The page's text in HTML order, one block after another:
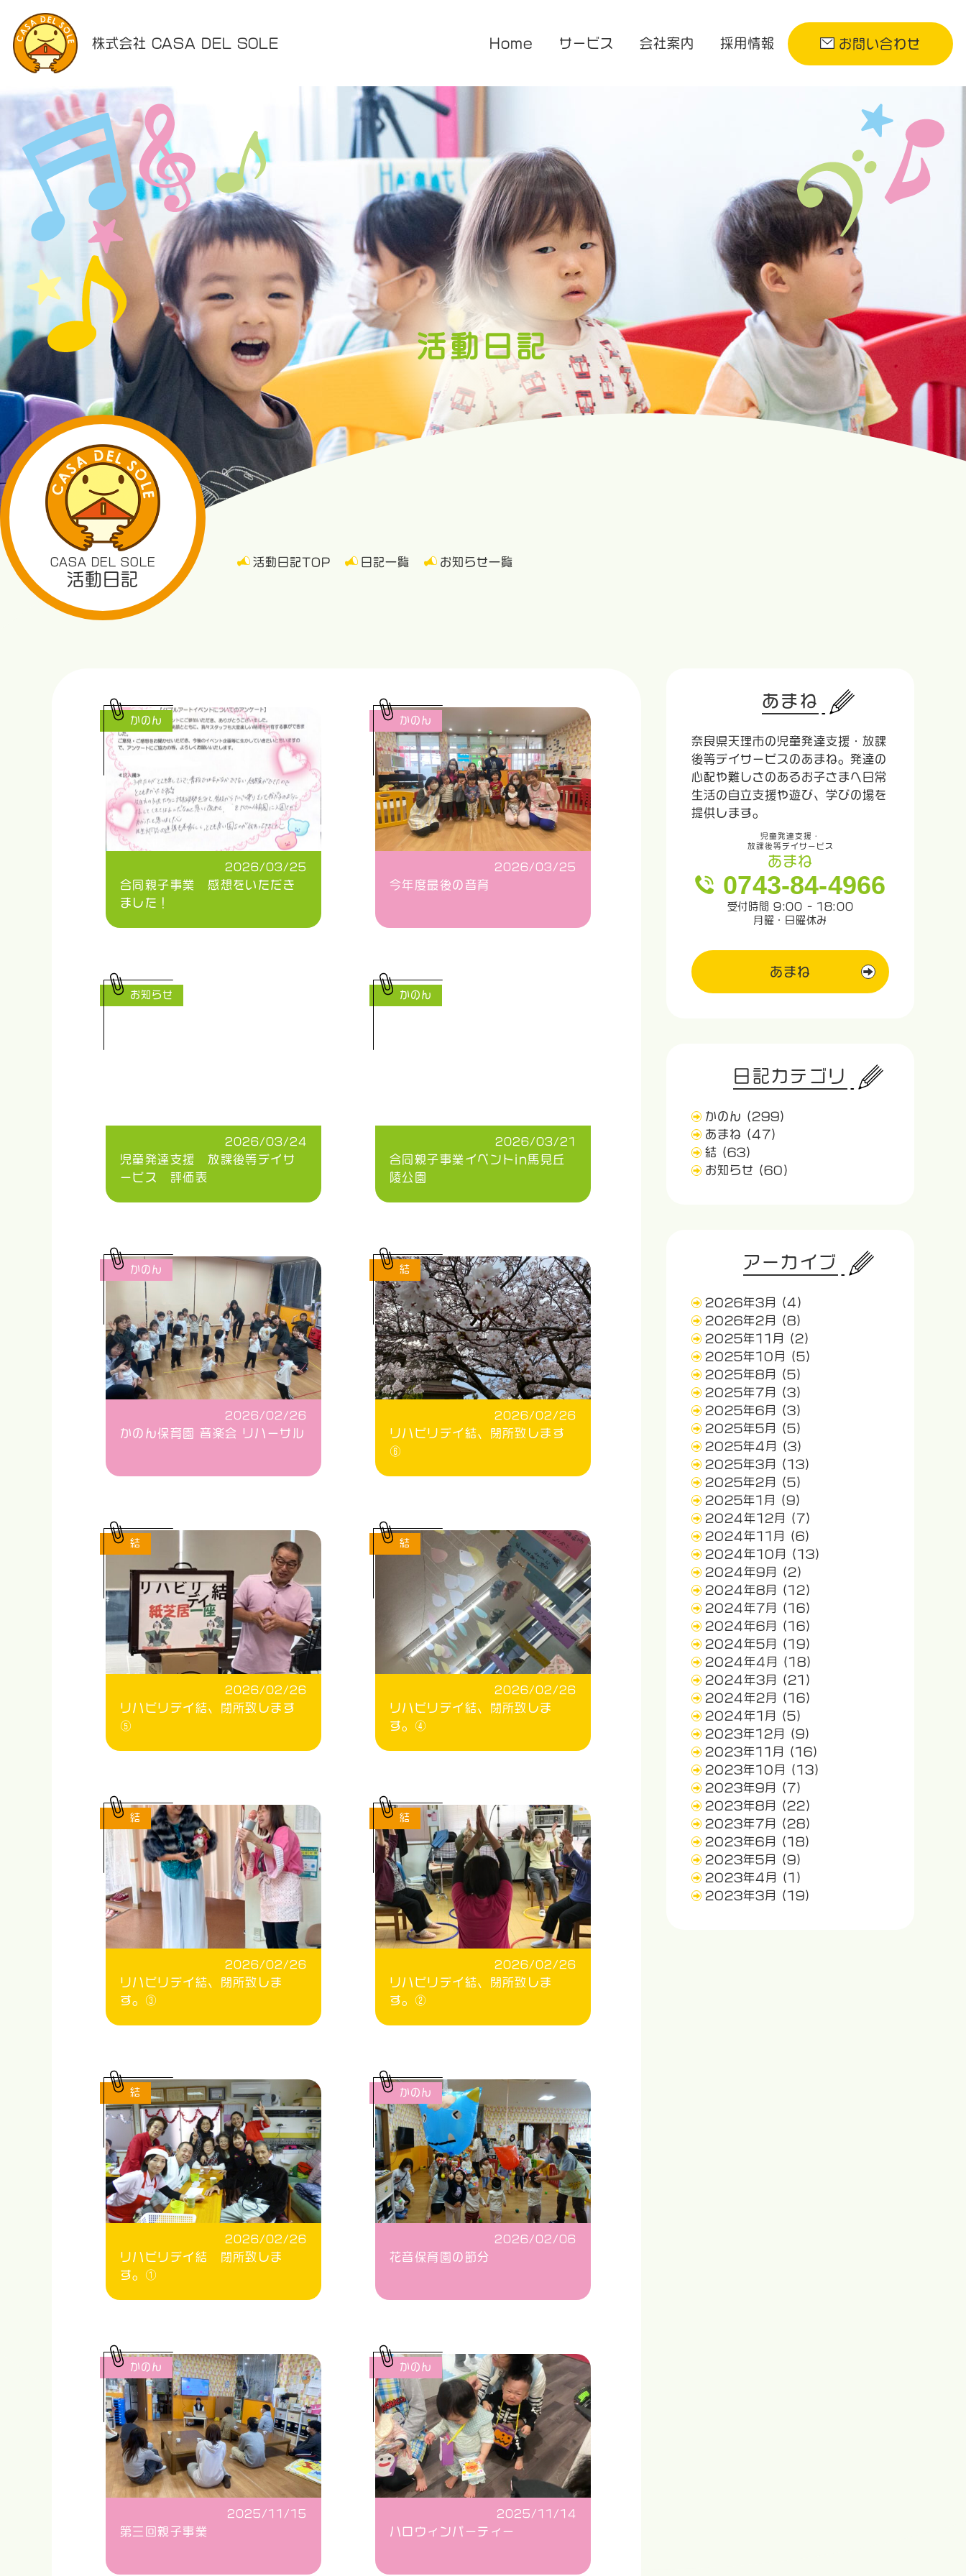
株式会社 CASA DEL SOLE Home サービス
企業主導型保育園
花音保育園
医療的ケア対応型児童発達支援
放課後等デイサービス
あまね
会社案内 採用情報 お問い合わせ
活動日記
CASA DEL SOLE
活動日記
活動日記TOP 日記一覧 お知らせ一覧
2026/03/25
合同親子事業 感想をいただき
ました！
かのん
2026/03/25
今年度最後の音育
かのん
2026/03/24
児童発達支援 放課後等デイサ
ービス 評価表
お知らせ
2026/03/21
合同親子事業イベントin馬見丘
陵公園
かのん
2026/02/26
かのん保育園 音楽会 リハーサル
かのん
2026/02/26
リハビリデイ結、閉所致します
⑥
結
2026/02/26
リハビリデイ結、閉所致します
⑤
結
2026/02/26
リハビリデイ結、閉所致しま
す。④
結
2026/02/26
リハビリデイ結、閉所致しま
す。③
結
2026/02/26
リハビリデイ結、閉所致しま
す。②
結
2026/02/26
リハビリデイ結 閉所致しま
す。①
結
2026/02/06
花音保育園の節分
かのん
2025/11/15
第三回親子事業
かのん
2025/11/14
ハロウィンパーティー
かのん
あまね
奈良県天理市の児童発達支援・放課
後等デイサービスのあまね。発達の
心配や難しさのあるお子さまへ日常
生活の自立支援や遊び、学びの場を
提供します。
児童発達支援・
放課後等デイサービス
あまね
0743-84-4966
受付時間 9:00 - 18:00
月曜・日曜休み
あまね
日記カテゴリ
かのん
(299)
あまね
(47)
結 (63)
お知らせ
(60)
アーカイブ
2026年3月
(4)
2026年2月
(8)
2025年11月
(2)
2025年10月
(5)
2025年8月
(5)
2025年7月
(3)
2025年6月
(3)
2025年5月
(5)
2025年4月
(3)
2025年3月
(13)
2025年2月
(5)
2025年1月
(9)
2024年12月
(7)
2024年11月
(6)
2024年10月
(13)
2024年9月
(2)
2024年8月
(12)
2024年7月
(16)
2024年6月
(16)
2024年5月
(19)
2024年4月
(18)
2024年3月
(21)
2024年2月
(16)
2024年1月
(5)
2023年12月
(9)
2023年11月
(16)
2023年10月
(13)
2023年9月
(7)
2023年8月
(22)
2023年7月
(28)
2023年6月
(18)
2023年5月
(9)
2023年4月
(1)
2023年3月
(19)